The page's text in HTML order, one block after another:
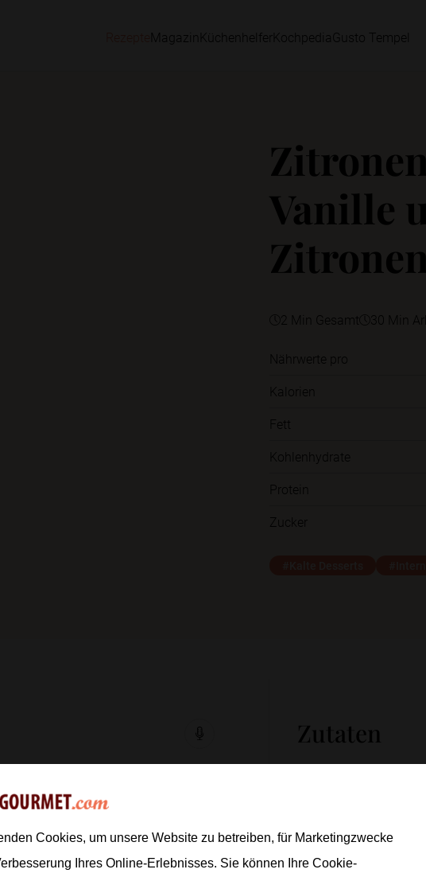
Magazin Küchenhelfer Kochpedia Gusto Tempel
Vanille
2 Min Gesamt 30 Min
Nährwerte pro
Kalorien
Fett
Kohlenhydrate
Protein
Zucker
Zutaten
Für die
1
Bio-
2EL
Honig
Einen Teil davon mit
Cookies, um unsere Website zu betreiben, für Marketingzwecke
Ihres Online-Erlebnisses. Sie können Ihre Cookie-